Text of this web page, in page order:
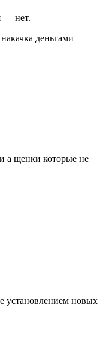
— нет.
деньгами
а щенки которые не
установлением новых